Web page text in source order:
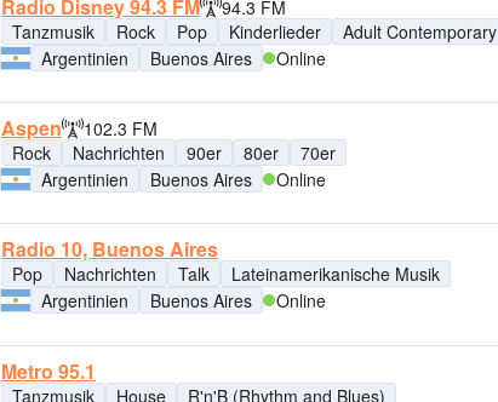
Radio Disney 94.3 FM
94.3 FM
Tanzmusik
Rock Pop Kinderlieder Adult Contemporary
Argentinien
Buenos Aires Online
Aspen
102.3 FM
Rock
Nachrichten 90er 80er
70er
Argentinien
Buenos Aires Online
Radio 10, Buenos Aires
Pop Nachrichten Talk
Lateinamerikanische Musik
Argentinien
Buenos Aires Online
Metro 95.1
Tanzmusik House
R'n'B (Rhythm and Blues)